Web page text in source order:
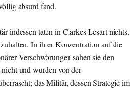
absurd fand.
indessen taten in Clarkes Lesart nichts,
In ihrer Konzentration auf die
Verschwörungen sahen sie den
und wurden von der
das Militär, dessen Strategie im